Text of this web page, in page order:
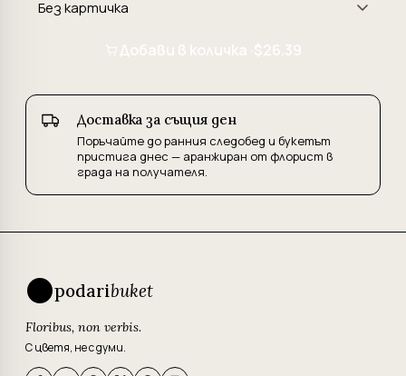
Добави в количка · $26.39
Доставка за същия ден
Поръчайте до ранния следобед и букетът
пристига днес — аранжиран от флорист в
града на получателя.
podaribuket
Floribus, non verbis.
С цветя, не с думи.